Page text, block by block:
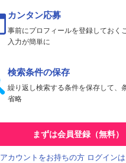
カンタン応募
事前にプロフィールを登録しておく
入力が簡単に
検索条件の保存
繰り返し検索する条件を保存して、
省略
まずは会員登録（無料）
アカウントをお持ちの方 ログインは